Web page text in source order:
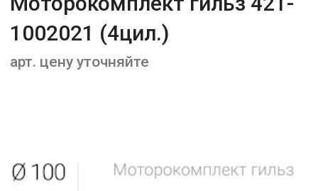
1002021 (4цил.)
арт. цену уточняйте